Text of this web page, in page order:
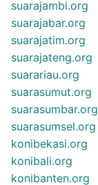
suarajambi.org
suarajabar.org
suarajatim.org
suarajateng.org
suarariau.org
suarasumut.org
suarasumbar.org
suarasumsel.org
konibekasi.org
konibali.org
konibanten.org